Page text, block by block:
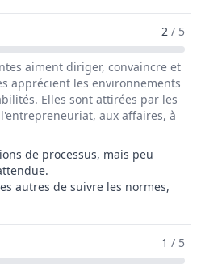
Métier De Assureur /2 / 5
aiment diriger, convaincre et
apprécient les environnements
Elles sont attirées par les
aux affaires, à
de processus, mais peu
autres de suivre les normes,
De Assureur / 1 / 5